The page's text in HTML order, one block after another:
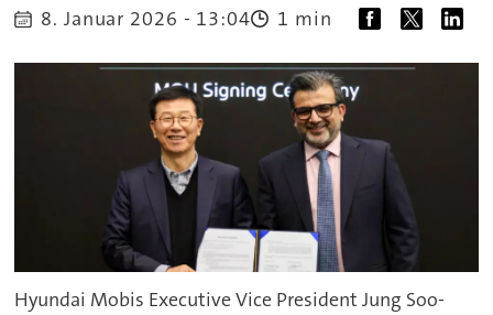
8. Januar 2026 - 13:04 1 min
Hyundai Mobis Executive Vice President Jung Soo-